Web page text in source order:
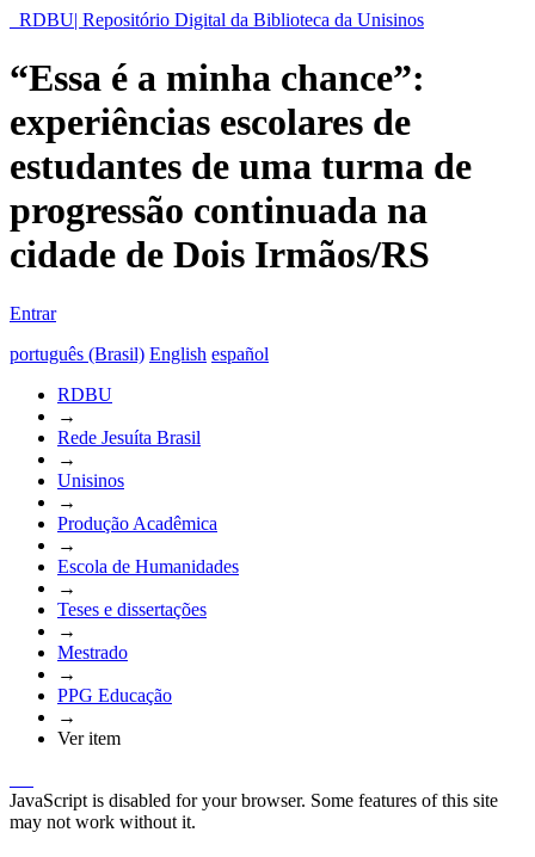
RDBU| Repositório Digital da Biblioteca da Unisinos
“Essa é a minha chance”:
experiências escolares de
estudantes de uma turma de
progressão continuada na
cidade de Dois Irmãos/RS
Entrar
português (Brasil) English español
RDBU
→
Rede Jesuíta Brasil
→
Unisinos
→
Produção Acadêmica
→
Escola de Humanidades
→
Teses e dissertações
→
Mestrado
→
PPG Educação
→
Ver item
JavaScript is disabled for your browser. Some features of this site
may not work without it.